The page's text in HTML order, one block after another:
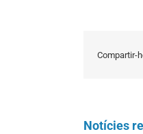
Compartir-
Notícies